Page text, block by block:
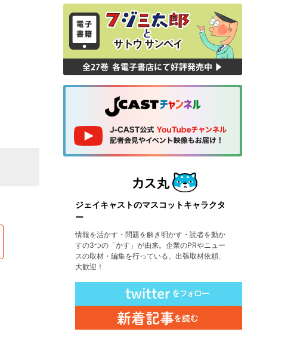
ジェイキャストのマスコットキャラクタ
ー
情報を活かす・問題を解き明かす・読者を動か
すの3つの「かす」が由来。企業のPRやニュー
スの取材・編集を行っている。出張取材依頼、
大歓迎！